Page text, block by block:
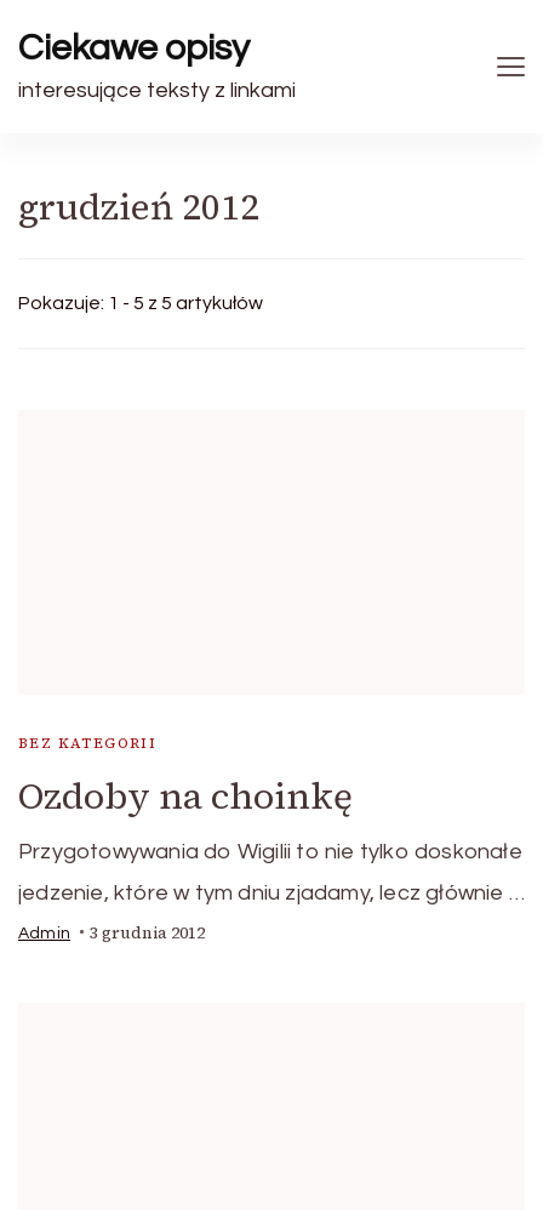
Ciekawe opisy
interesujące teksty z linkami
grudzień 2012
Pokazuje: 1 - 5 z 5 artykułów
BEZ KATEGORII
Ozdoby na choinkę
Przygotowywania do Wigilii to nie tylko doskonałe
jedzenie, które w tym dniu zjadamy, lecz głównie …
Admin 3 grudnia 2012